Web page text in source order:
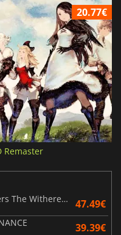
20.77€
Remaster
Dragon Quest Monsters The Withered World
47.49€
39.39€